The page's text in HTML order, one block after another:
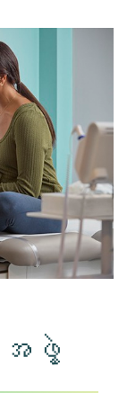
အဖွဲ့